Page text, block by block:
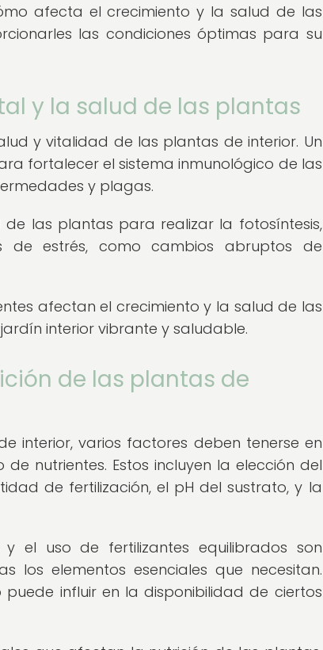
afecta el crecimiento y la salud de las
las condiciones óptimas para su
y la salud de las plantas
y vitalidad de las plantas de interior. Un
fortalecer el sistema inmunológico de las
y plagas.
las plantas para realizar la fotosíntesis,
de estrés, como cambios abruptos de
afectan el crecimiento y la salud de las
interior vibrante y saludable.
de las plantas de
interior, varios factores deben tenerse en
nutrientes. Estos incluyen la elección del
de fertilización, el pH del sustrato, y la
el uso de fertilizantes equilibrados son
elementos esenciales que necesitan.
influir en la disponibilidad de ciertos